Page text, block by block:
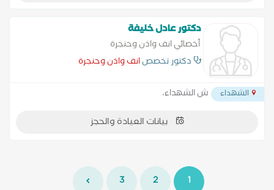
دكتور عادل خليفة
أخصائي انف واذن وحنجرة
دكتور تخصصانف واذن وحنجرة
الشهداء ش الشهداء،
بيانات العيادة والحجز
1
2
3